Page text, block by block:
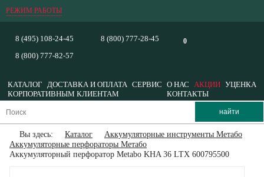
РЕЖИМ РАБОТЫ
0
8 (495) 108-24-45
8 (800) 777-82-57
8 (800) 777-28-45
КАТАЛОГ ДОСТАВКА И ОПЛАТА СЕРВИС О НАС АКЦИИ УЦЕНКА
КОРПОРАТИВНЫМ КЛИЕНТАМ
КОНТАКТЫ
Вы здесь: Каталог
Аккумуляторные инструменты Метабо
Аккумуляторные перфораторы Метабо
Аккумуляторный перфоратор Metabo KHA 36 LTX 600795500